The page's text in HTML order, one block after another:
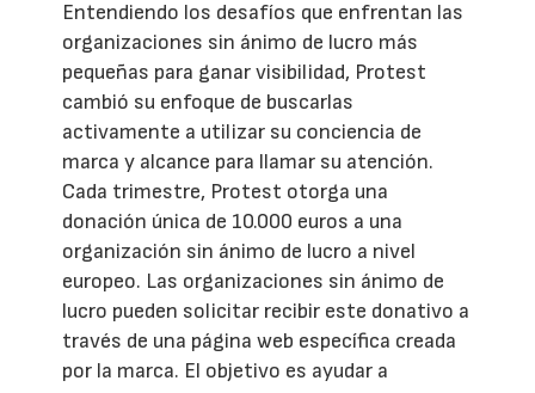
Entendiendo los desafíos que enfrentan las
organizaciones sin ánimo de lucro más
pequeñas para ganar visibilidad, Protest
cambió su enfoque de buscarlas
activamente a utilizar su conciencia de
marca y alcance para llamar su atención.
Cada trimestre, Protest otorga una
donación única de 10.000 euros a una
organización sin ánimo de lucro a nivel
europeo. Las organizaciones sin ánimo de
lucro pueden solicitar recibir este donativo a
través de una página web específica creada
por la marca. El objetivo es ayudar a